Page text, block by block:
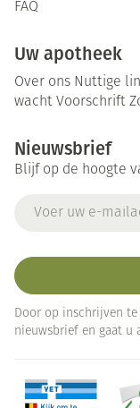
FAQ
Uw apotheek
Over ons Nuttige
wacht Voorschrift
Nieuwsbrief
Blijf op de hoogte
Door op inschrijven
nieuwsbrief en gaat u